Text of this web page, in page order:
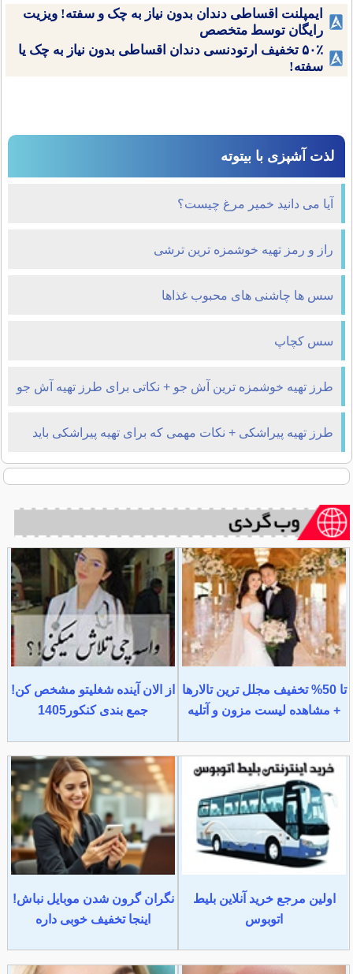
ایمپلنت اقساطی دندان بدون نیاز به چک و سفته! ویزیت
رایگان توسط متخصص
۵۰٪ تخفیف ارتودنسی دندان اقساطی بدون نیاز به چک یا
سفته!
لذت آشپزی با بیتوته
آیا می دانید خمیر مرغ چیست؟
راز و رمز تهیه خوشمزه ترین ترشی
سس ها چاشنی های محبوب غذاها
سس کچاپ
طرز تهیه خوشمزه ترین آش جو + نکاتی برای طرز تهیه آش جو
طرز تهیه پیراشکی + نکات مهمی که برای تهیه پیراشکی باید
بدانید
تا 50% تخفیف مجلل ترین تالارها
+ مشاهده لیست مزون و آتلیه
از الان آینده شغلیتو مشخص کن!
جمع بندی کنکور1405
اولین مرجع خرید آنلاین بلیط
اتوبوس
نگران گرون شدن موبایل نباش!
اینجا تخفیف خوبی داره